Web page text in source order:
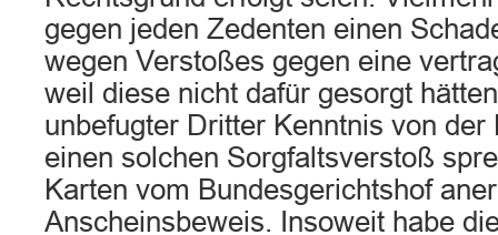
gegen jeden Zedenten einen
wegen Verstoßes gegen eine
weil diese nicht dafür gesorgt
unbefugter Dritter Kenntnis von der
einen solchen Sorgfaltsverstoß
Karten vom Bundesgerichtshof
Anscheinsbeweis. Insoweit habe